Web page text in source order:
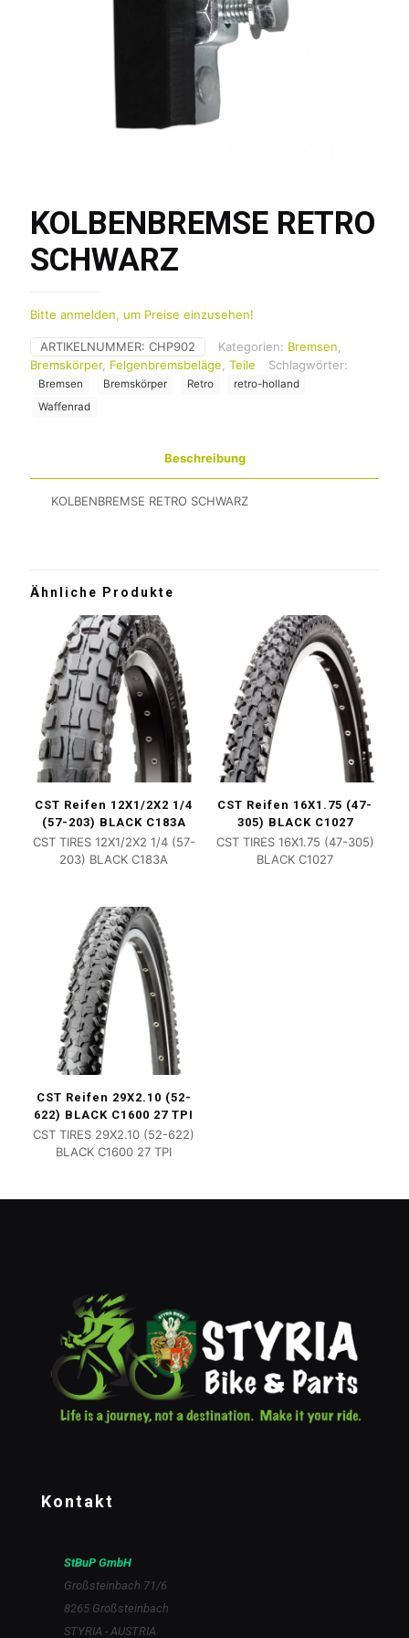
KOLBENBREMSE RETRO
SCHWARZ
Bitte anmelden, um Preise einzusehen!
ARTIKELNUMMER: CHP902 Kategorien: Bremsen
Bremskörper, Felgenbremsbeläge Teile Schlagwörter:
Bremsen Bremskörper Retro
retro-holland
Waffenrad
Beschreibung
KOLBENBREMSE RETRO SCHWARZ
Ähnliche Produkte
CST Reifen 12X1/2X2 1/4
(57-203) BLACK C183A
CST TIRES 12X1/2X2 1/4 (57-
203) BLACK C183A
CST Reifen 16X1.75 (47-
305) BLACK C1027
CST TIRES 16X1.75 (47-305)
BLACK C1027
CST Reifen 29X2.10 (52-
622) BLACK C1600 27 TPI
CST TIRES 29X2.10 (52-622)
BLACK C1600 27 TPI
Kontakt
StBuP GmbH
Großsteinbach 71/6
8265 Großsteinbach
STYRIA - AUSTRIA